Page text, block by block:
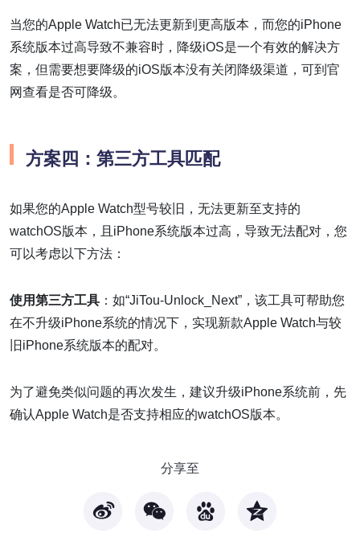
当您的Apple Watch已无法更新到更高版本，而您的iPhone
系统版本过高导致不兼容时，降级iOS是一个有效的解决方
案，但需要想要降级的iOS版本没有关闭降级渠道，可到官
网查看是否可降级。
方案四：第三方工具匹配
如果您的Apple Watch型号较旧，无法更新至支持的
watchOS版本，且iPhone系统版本过高，导致无法配对，您
可以考虑以下方法：
使用第三方工具 ：如“JiTou-Unlock_Next”，该工具可帮助您
在不升级iPhone系统的情况下，实现新款Apple Watch与较
旧iPhone系统版本的配对。
为了避免类似问题的再次发生，建议升级iPhone系统前，先
确认Apple Watch是否支持相应的watchOS版本。
分享至